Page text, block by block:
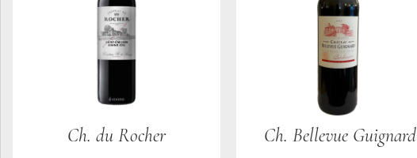
Ch. du Rocher
Ch. Bellevue Guignard